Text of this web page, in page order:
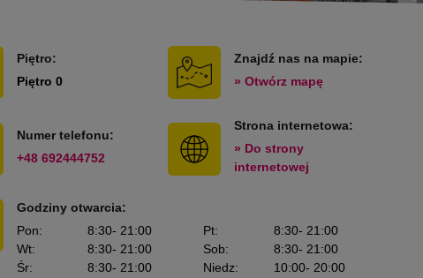
Piętro:
Piętro 0
Znajdź nas na mapie:
» Otwórz mapę
Numer telefonu:
+48 692444752
Strona internetowa:
» Do strony
internetowej
Godziny otwarcia:
Pon: 8:30- 21:00
Wt: 8:30- 21:00
Śr: 8:30- 21:00
Pt: 8:30- 21:00
Sob: 8:30- 21:00
Niedz: 10:00- 20:00